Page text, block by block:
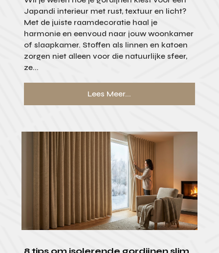
Japandi interieur met rust, textuur en licht?
Met de juiste raamdecoratie haal je
harmonie en eenvoud naar jouw woonkamer
of slaapkamer. Stoffen als linnen en katoen
zorgen niet alleen voor die natuurlijke sfeer,
ze...
Lees Meer...